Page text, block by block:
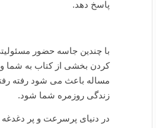
پاسخ دهد.
با چندین جاسه حضور
کردن بخشی از کتاب به شما
مساله باعث می شود رفته
زندگی روزمره شما شود.
در دنیای پرسرعت و پر